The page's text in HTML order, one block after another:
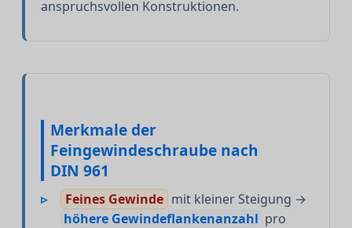
anspruchsvollen Konstruktionen.
Merkmale der
Feingewindeschraube nach
DIN 961
Feines Gewinde mit kleiner Steigung →
höhere Gewindeflankenanzahl pro